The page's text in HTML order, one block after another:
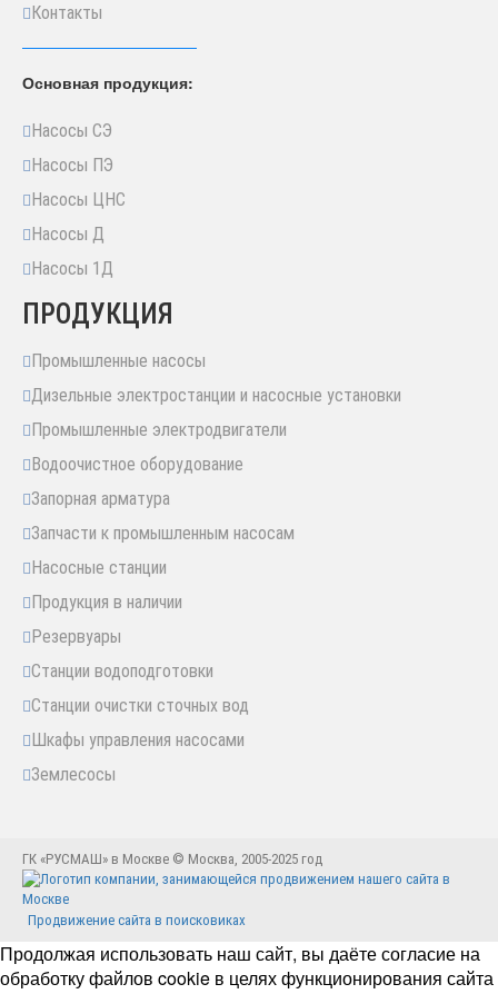
Контакты
Основная продукция:
Насосы СЭ
Насосы ПЭ
Насосы ЦНС
Насосы Д
Насосы 1Д
ПРОДУКЦИЯ
Промышленные насосы
Дизельные электростанции и насосные установки
Промышленные электродвигатели
Водоочистное оборудование
Запорная арматура
Запчасти к промышленным насосам
Насосные станции
Продукция в наличии
Резервуары
Станции водоподготовки
Станции очистки сточных вод
Шкафы управления насосами
Землесосы
ГК «РУСМАШ» в Москве © Москва, 2005-2025 год
Продвижение сайта в поисковиках
Продолжая использовать наш сайт, вы даёте согласие на
обработку файлов cookie в целях функционирования сайта